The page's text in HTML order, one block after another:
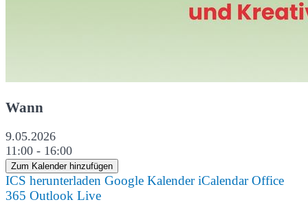
Wann
9.05.2026
11:00 - 16:00
Zum Kalender hinzufügen
ICS herunterladen Google Kalender iCalendar Office
365 Outlook Live